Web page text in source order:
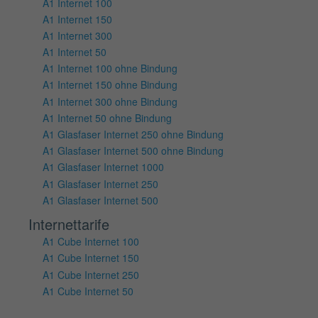
A1 Internet 150
A1 Internet 300
A1 Internet 50
A1 Internet 100 ohne Bindung
A1 Internet 150 ohne Bindung
A1 Internet 300 ohne Bindung
A1 Internet 50 ohne Bindung
A1 Glasfaser Internet 250 ohne Bindung
A1 Glasfaser Internet 500 ohne Bindung
A1 Glasfaser Internet 1000
A1 Glasfaser Internet 250
A1 Glasfaser Internet 500
Internettarife
A1 Cube Internet 100
A1 Cube Internet 150
A1 Cube Internet 250
A1 Cube Internet 50